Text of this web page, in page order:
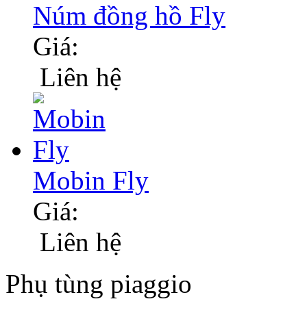
Núm đồng hồ Fly
Giá:
Liên hệ
Mobin Fly
Giá:
Liên hệ
Phụ tùng piaggio